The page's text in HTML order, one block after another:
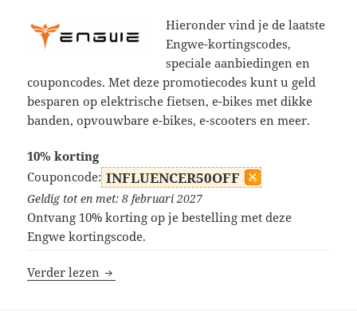
Hieronder vind je de laatste
Engwe-kortingscodes,
speciale aanbiedingen en
couponcodes. Met deze promotiecodes kunt u geld
besparen op elektrische fietsen, e-bikes met dikke
banden, opvouwbare e-bikes, e-scooters en meer.
10% korting
Couponcode: INFLUENCER50OFF
Geldig tot en met: 8 februari 2027
Ontvang 10% korting op je bestelling met deze
Engwe kortingscode.
Verder lezen Engwe kortingscodes